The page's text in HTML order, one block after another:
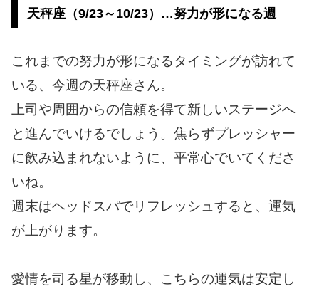
天秤座（9/23～10/23）…努力が形になる週
これまでの努力が形になるタイミングが訪れて
いる、今週の天秤座さん。
上司や周囲からの信頼を得て新しいステージへ
と進んでいけるでしょう。焦らずプレッシャー
に飲み込まれないように、平常心でいてくださ
いね。
週末はヘッドスパでリフレッシュすると、運気
が上がります。
愛情を司る星が移動し、こちらの運気は安定し